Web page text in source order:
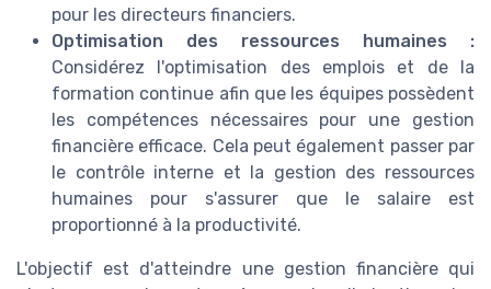
pour les directeurs financiers.
Optimisation des ressources humaines :
Considérez l'optimisation des emplois et de la
formation continue afin que les équipes possèdent
les compétences nécessaires pour une gestion
financière efficace. Cela peut également passer par
le contrôle interne et la gestion des ressources
humaines pour s'assurer que le salaire est
proportionné à la productivité.
L'objectif est d'atteindre une gestion financière qui